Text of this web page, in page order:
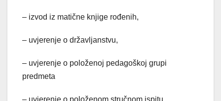
– izvod iz matične knjige rođenih,
– uvjerenje o državljanstvu,
– uvjerenje o položenoj pedagoškoj grupi
predmeta